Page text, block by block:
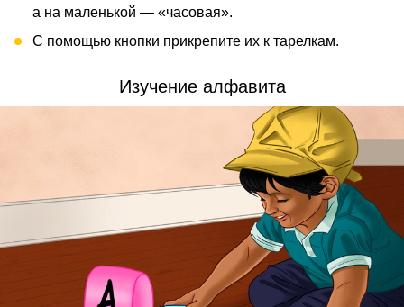
а на маленькой — «часовая».
С помощью кнопки прикрепите их к тарелкам.
Изучение алфавита